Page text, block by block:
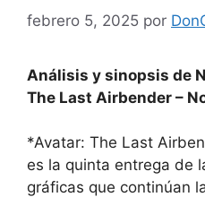
febrero 5, 2025 por
Análisis y sinopsis de
The Last Airbender –
*Avatar: The Last
es la quinta entrega de
gráficas que continúan